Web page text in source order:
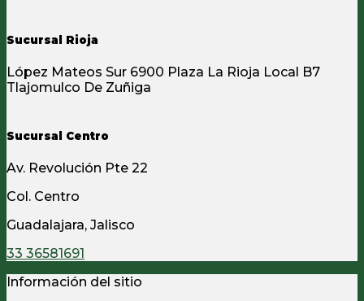
Sucursal Rioja
López Mateos Sur 6900 Plaza La Rioja Local B7
Tlajomulco De Zuñiga
Sucursal Centro
Av. Revolución Pte 22
Col. Centro
Guadalajara, Jalisco
33 36581691
Información del sitio